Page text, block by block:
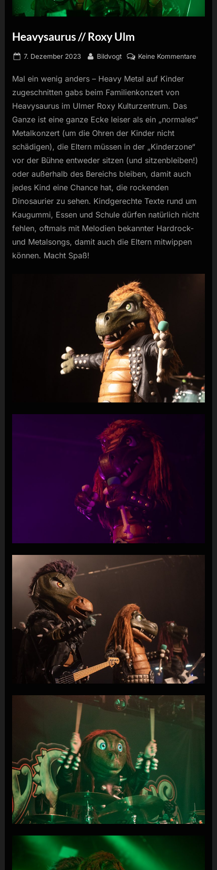
Heavysaurus // Roxy Ulm
Posted
7. Dezember 2023 By
Bildvogt Keine Kommentarezu
Mal ein wenig anders – Heavy Metal auf Kinder
zugeschnitten gabs beim Familienkonzert von
Heavysaurus im Ulmer Roxy Kulturzentrum. Das
Ganze ist eine ganze Ecke leiser als ein „normales“
Metalkonzert (um die Ohren der Kinder nicht
schädigen), die Eltern müssen in der „Kinderzone“
vor der Bühne entweder sitzen (und sitzenbleiben!)
oder außerhalb des Bereichs bleiben, damit auch
jedes Kind eine Chance hat, die rockenden
Dinosaurier zu sehen. Kindgerechte Texte rund um
Kaugummi, Essen und Schule dürfen natürlich nicht
fehlen, oftmals mit Melodien bekannter Hardrock-
und Metalsongs, damit auch die Eltern mitwippen
können. Macht Spaß!